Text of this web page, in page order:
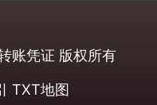
账凭证 版权所有
TXT地图